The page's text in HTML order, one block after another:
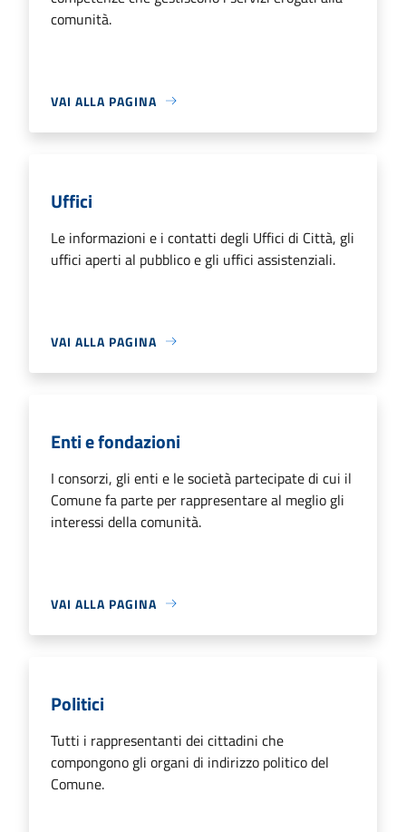
comunità.
VAI ALLA PAGINA
Uffici
Le informazioni e i contatti degli Uffici di Città, gli
uffici aperti al pubblico e gli uffici assistenziali.
VAI ALLA PAGINA
Enti e fondazioni
I consorzi, gli enti e le società partecipate di cui il
Comune fa parte per rappresentare al meglio gli
interessi della comunità.
VAI ALLA PAGINA
Politici
Tutti i rappresentanti dei cittadini che
compongono gli organi di indirizzo politico del
Comune.